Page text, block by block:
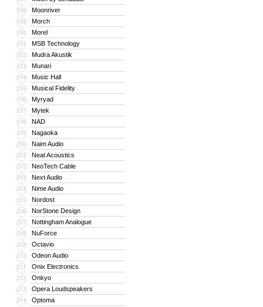
188 Moonriver
189 Morch
190 Morel
191 MSB Technology
192 Mudra Akustik
193 Munari
194 Music Hall
195 Musical Fidelity
196 Myryad
197 Mytek
198 NAD
199 Nagaoka
200 Naim Audio
201 Neat Acoustics
202 NeoTech Cable
203 Next Audio
204 Nime Audio
205 Nordost
206 NorStone Design
207 Nottingham Analogue
208 NuForce
209 Octavio
210 Odeon Audio
211 Onix Electronics
212 Onkyo
213 Opera Loudspeakers
214 Optoma